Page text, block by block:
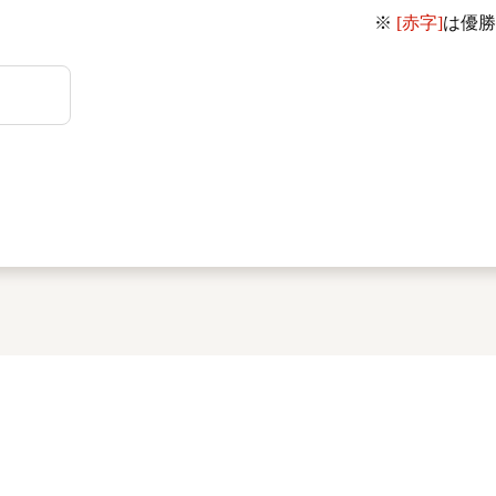
※ [赤字]は優